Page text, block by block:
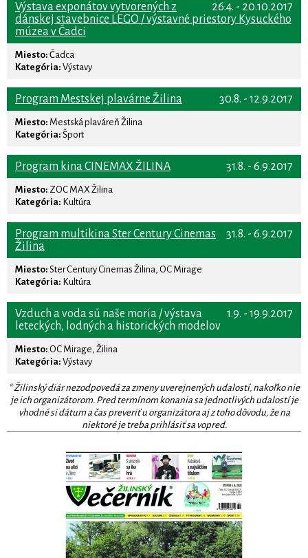
26.4. - 20.10.2017
Výstava exponátov vytvorených z
dánskej stavebnice LEGO / výstavné priestory Kysuckého
múzea v Čadci
Miesto: Čadca
Kategória: Výstavy
30.8. - 12.9.2017
Program Mestskej plavárne Žilina
Miesto: Mestská plaváreň Žilina
Kategória: Šport
31.8. - 6.9.2017
Program kina CINEMAX ŽILINA
Miesto: ZOC MAX Žilina
Kategória: Kultúra
31.8. - 6.9.2017
Program multikina Ster Century Cinemas
Žilina
Miesto: Ster Century Cinemas Žilina, OC Mirage
Kategória: Kultúra
1.9. - 19.9.2017
Vzduch a voda sú naše moria / výstava
leteckých, lodných a historických modelov
Miesto: OC Mirage, Žilina
Kategória: Výstavy
* Žilinský diár nezodpovedá za zmeny uverejnených udalostí, nakoľko nie
je ich organizátorom. Pred termínom konania sa jednotlivých udalostí je
vhodné si dátum a čas preveriť u organizátora aj z toho dôvodu, že na
niektoré je treba prihlásiť sa vopred.